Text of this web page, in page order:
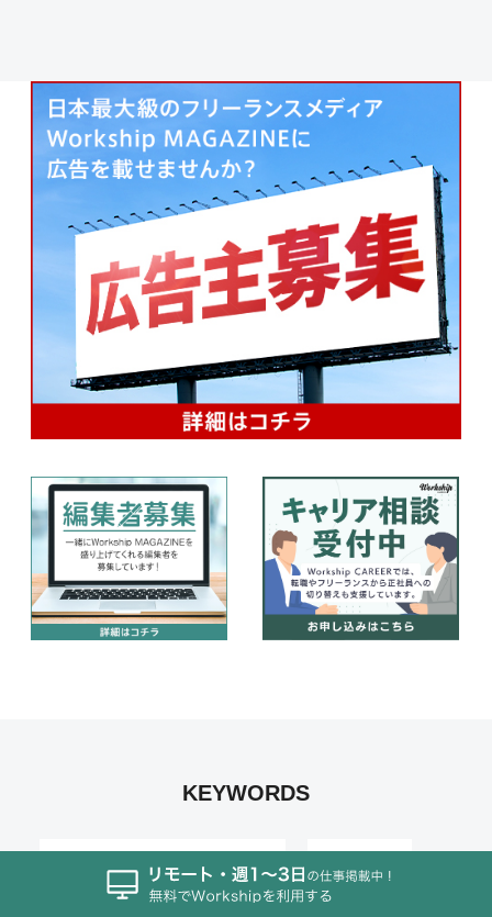
KEYWORDS
フリーランス/個人事業主 484